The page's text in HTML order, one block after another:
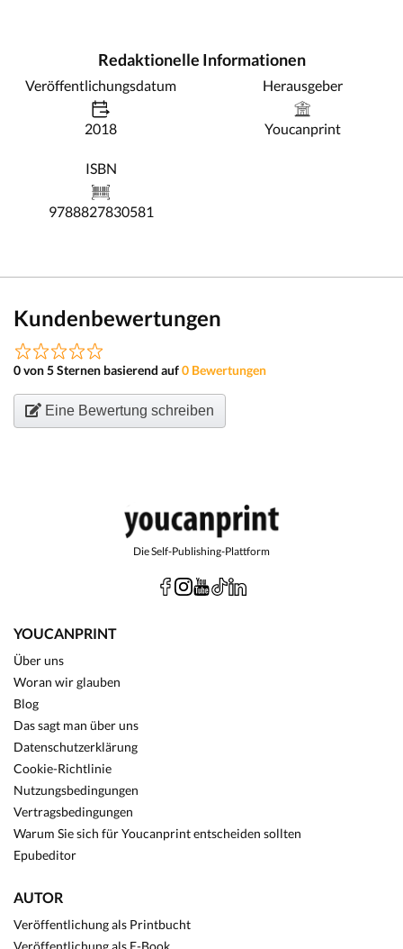
Redaktionelle Informationen
Veröffentlichungsdatum
2018
Herausgeber
Youcanprint
ISBN
9788827830581
Kundenbewertungen
0 von 5 Sternen basierend auf0 Bewertungen
Eine Bewertung schreiben
Die Self-Publishing-Plattform
YOUCANPRINT
Über uns
Woran wir glauben
Blog
Das sagt man über uns
Datenschutzerklärung
Cookie-Richtlinie
Nutzungsbedingungen
Vertragsbedingungen
Warum Sie sich für Youcanprint entscheiden sollten
Epubeditor
AUTOR
Veröffentlichung als Printbucht
Veröffentlichung als E-Book